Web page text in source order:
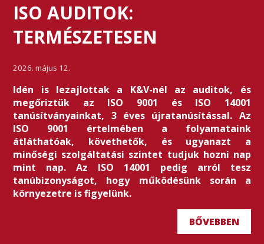
ISO AUDITOK:
TERMÉSZETESEN
2026. május 12.
Idén is lezajlottak a K&V-nél az auditok, és
megőriztük az ISO 9001 és ISO 14001
tanúsítványainkat, 3 éves újratanúsítással. Az
ISO 9001 értelmében a folyamataink
átláthatóak, követhetők, és ugyanazt a
minőségi szolgáltatási szintet tudjuk hozni nap
mint nap. Az ISO 14001 pedig arról tesz
tanúbizonyságot, hogy működésünk során a
környezetre is figyelünk.
BŐVEBBEN